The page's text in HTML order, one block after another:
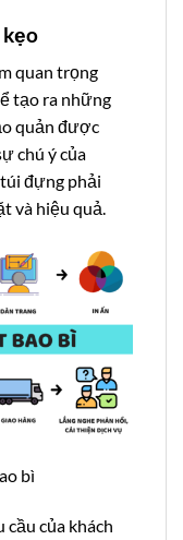
quan trọng
tạo ra những
quản được
chú ý của
đựng phải
và hiệu quả.
bì
cầu của khách